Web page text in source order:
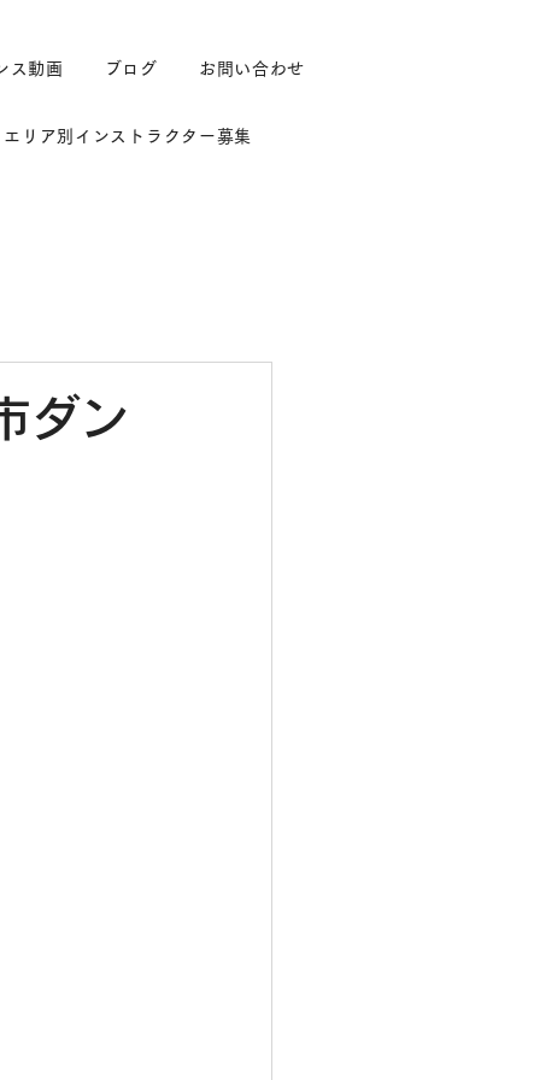
ス動画 ブログ お問い合わせ
エリア別インストラクター募集
ダン